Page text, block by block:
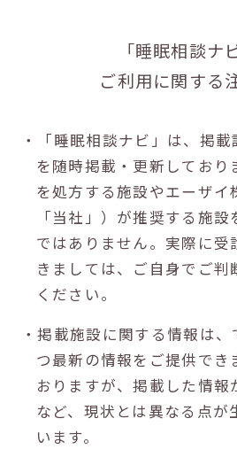
「睡眠相談ナ
ご利用に関する
・「睡眠相談ナビ」は、掲
を随時掲載・更新しており
を処方する施設やエーザイ
「当社」）が推奨する施
ではありません。実際に受
きましては、ご自身でご判
ください。
・掲載施設に関する情報は
つ最新の情報をご提供でき
おりますが、掲載した情報
など、現状とは異なる点が
います。